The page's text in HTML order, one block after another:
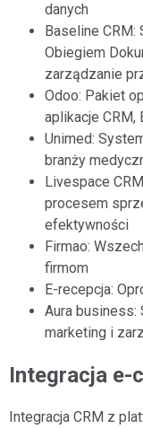
danych
Baseline
Obiegiem
zarządzanie
Odoo: Pakiet
aplikacje CRM,
Unimed:
branży
Livespace
procesem
efektywności
Firmao:
firmom
E-recepcja:
Aura business:
marketing i
Integracja e-
Integracja CRM z